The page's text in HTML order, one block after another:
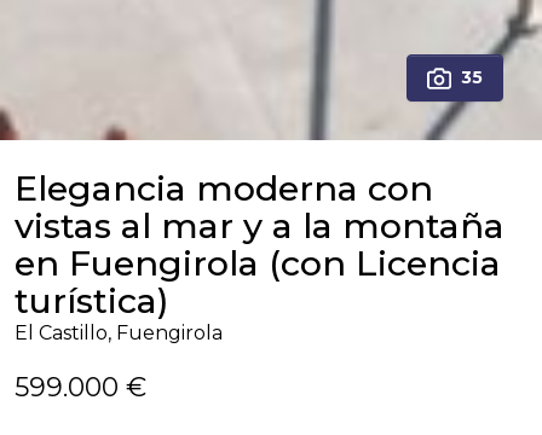
35
Elegancia moderna con
vistas al mar y a la montaña
en Fuengirola (con Licencia
turística)
El Castillo, Fuengirola
599.000 €